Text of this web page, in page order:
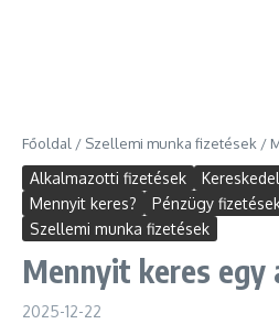
Főoldal / Szellemi munka fizetések /
Alkalmazotti fizetések
Mennyit keres?
Pénzügy
Szellemi munka fizetések
Mennyit keres egy
2025-12-22